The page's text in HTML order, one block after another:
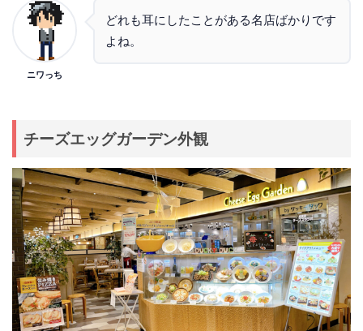
ニワっち
どれも耳にしたことがある名店ばかりです
よね。
チーズエッグガーデン外観